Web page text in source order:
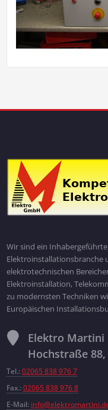
Wir sind ein
Elektroinstallationsbranche
elektrotechnischen
Elektroinstallation,
zu modernsten Techniken
Europäischen
Elektro Martini
Hochstraße
Tel.: 02065 838 976 7
Fax.: 02065 838 976 8
E-Mail: